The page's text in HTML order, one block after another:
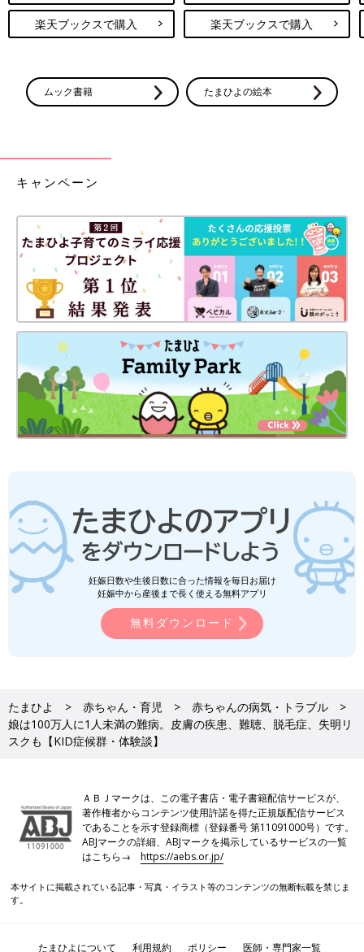
気と向き合い、育てていると思っています。うれしいことに、保
育園の先生は、先生のほうから「『チーム千尋』に入れてくださ
「魚鱗癬の会」の患者家族との交流で将来の見通し
満生さんは、「魚鱗癬の会」とつながっていることで、救われているといいます。
す。代表の梅本さんには、魚鱗癬の確定診断が出る前から連絡を
取り、私の不安な気持ちを聞いてもらっていました。そのころの
私は、娘が難病なのかどうなのか不安で、震える手で梅本さんに
電話したことを憶えています。
千尋が1歳
3カ月のときには、初めて交流会に参加し、同じKID症
候群の方やご家族の方からお話を聞いたり、私たちの話を聞いて
いただき、気持ちが軽くなりました。たとえば、「何歳のときに
もあるから、就学前にひらがなを習得しておいたほうがいいこと
もわかりました。
くて、本当に行ってよかった。これからも会える機会を大切に、
参加していきたいと思っています。
これからも「チーム千尋」がついている！まもなく
楽天ブックスで購入 楽天ブックスで購入
ムック書籍 たまひよの絵本
キャンペーン
妊娠日数や生後日数に合った情報を毎日お届け
妊娠中から産後まで長く使える無料アプリ
無料ダウンロード
たまひよ 赤ちゃん・育児
赤ちゃんの病気・トラブル
娘は100万人に1人未満の難病。皮膚の疾患、難聴、脱毛症、失明リ
スクも【KID症候群・体験談】
ＡＢＪマークは、この電子書店・電子書籍配信サービスが、
著作権者からコンテンツ使用許諾を得た正規版配信サービス
であることを示す登録商標（登録番号 第11091000号）です。
ABJマークの詳細、ABJマークを掲示しているサービスの一覧
はこちら→https://aebs.or.jp/
本サイトに掲載されている記事・写真・イラスト等のコンテンツの無断転載を禁じま
す。
たまひよについて 利用規約 ポリシー 医師・専門家一覧